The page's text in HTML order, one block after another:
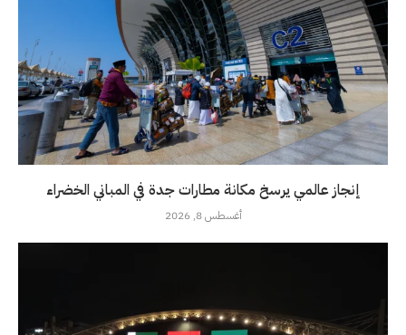
إنجاز عالمي يرسخ مكانة مطارات جدة في المباني الخضراء
أغسطس 8, 2026